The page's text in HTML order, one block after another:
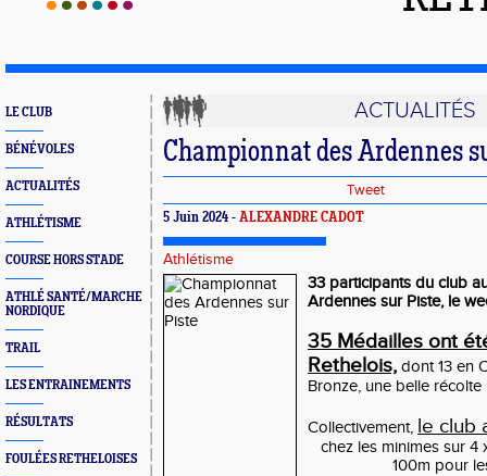
LE CLUB
BÉNÉVOLES
ACTUALITÉS
ATHLÉTISME
COURSE HORS STADE
ATHLÉ SANTÉ/MARCHE
NORDIQUE
TRAIL
LES ENTRAINEMENTS
RÉSULTATS
FOULÉES RETHELOISES
ACTUALITÉS
Championnat des Ardennes
Tweet
5 Juin 2024 - ALEXANDRE CADOT
Athlétisme
33 participants du club
Ardennes sur Piste, le
35 Médailles ont
Rethelois, dont 13 en
Bronze, une belle récolte
Collectivement, le club
chez les minimes sur 4
100m pour